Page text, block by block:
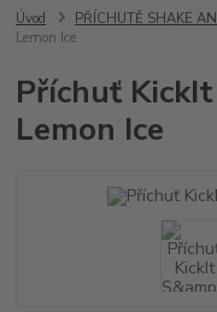
Úvod PŘÍCHUTĚ SHAKE
Lemon Ice
Příchuť
Lemon Ice